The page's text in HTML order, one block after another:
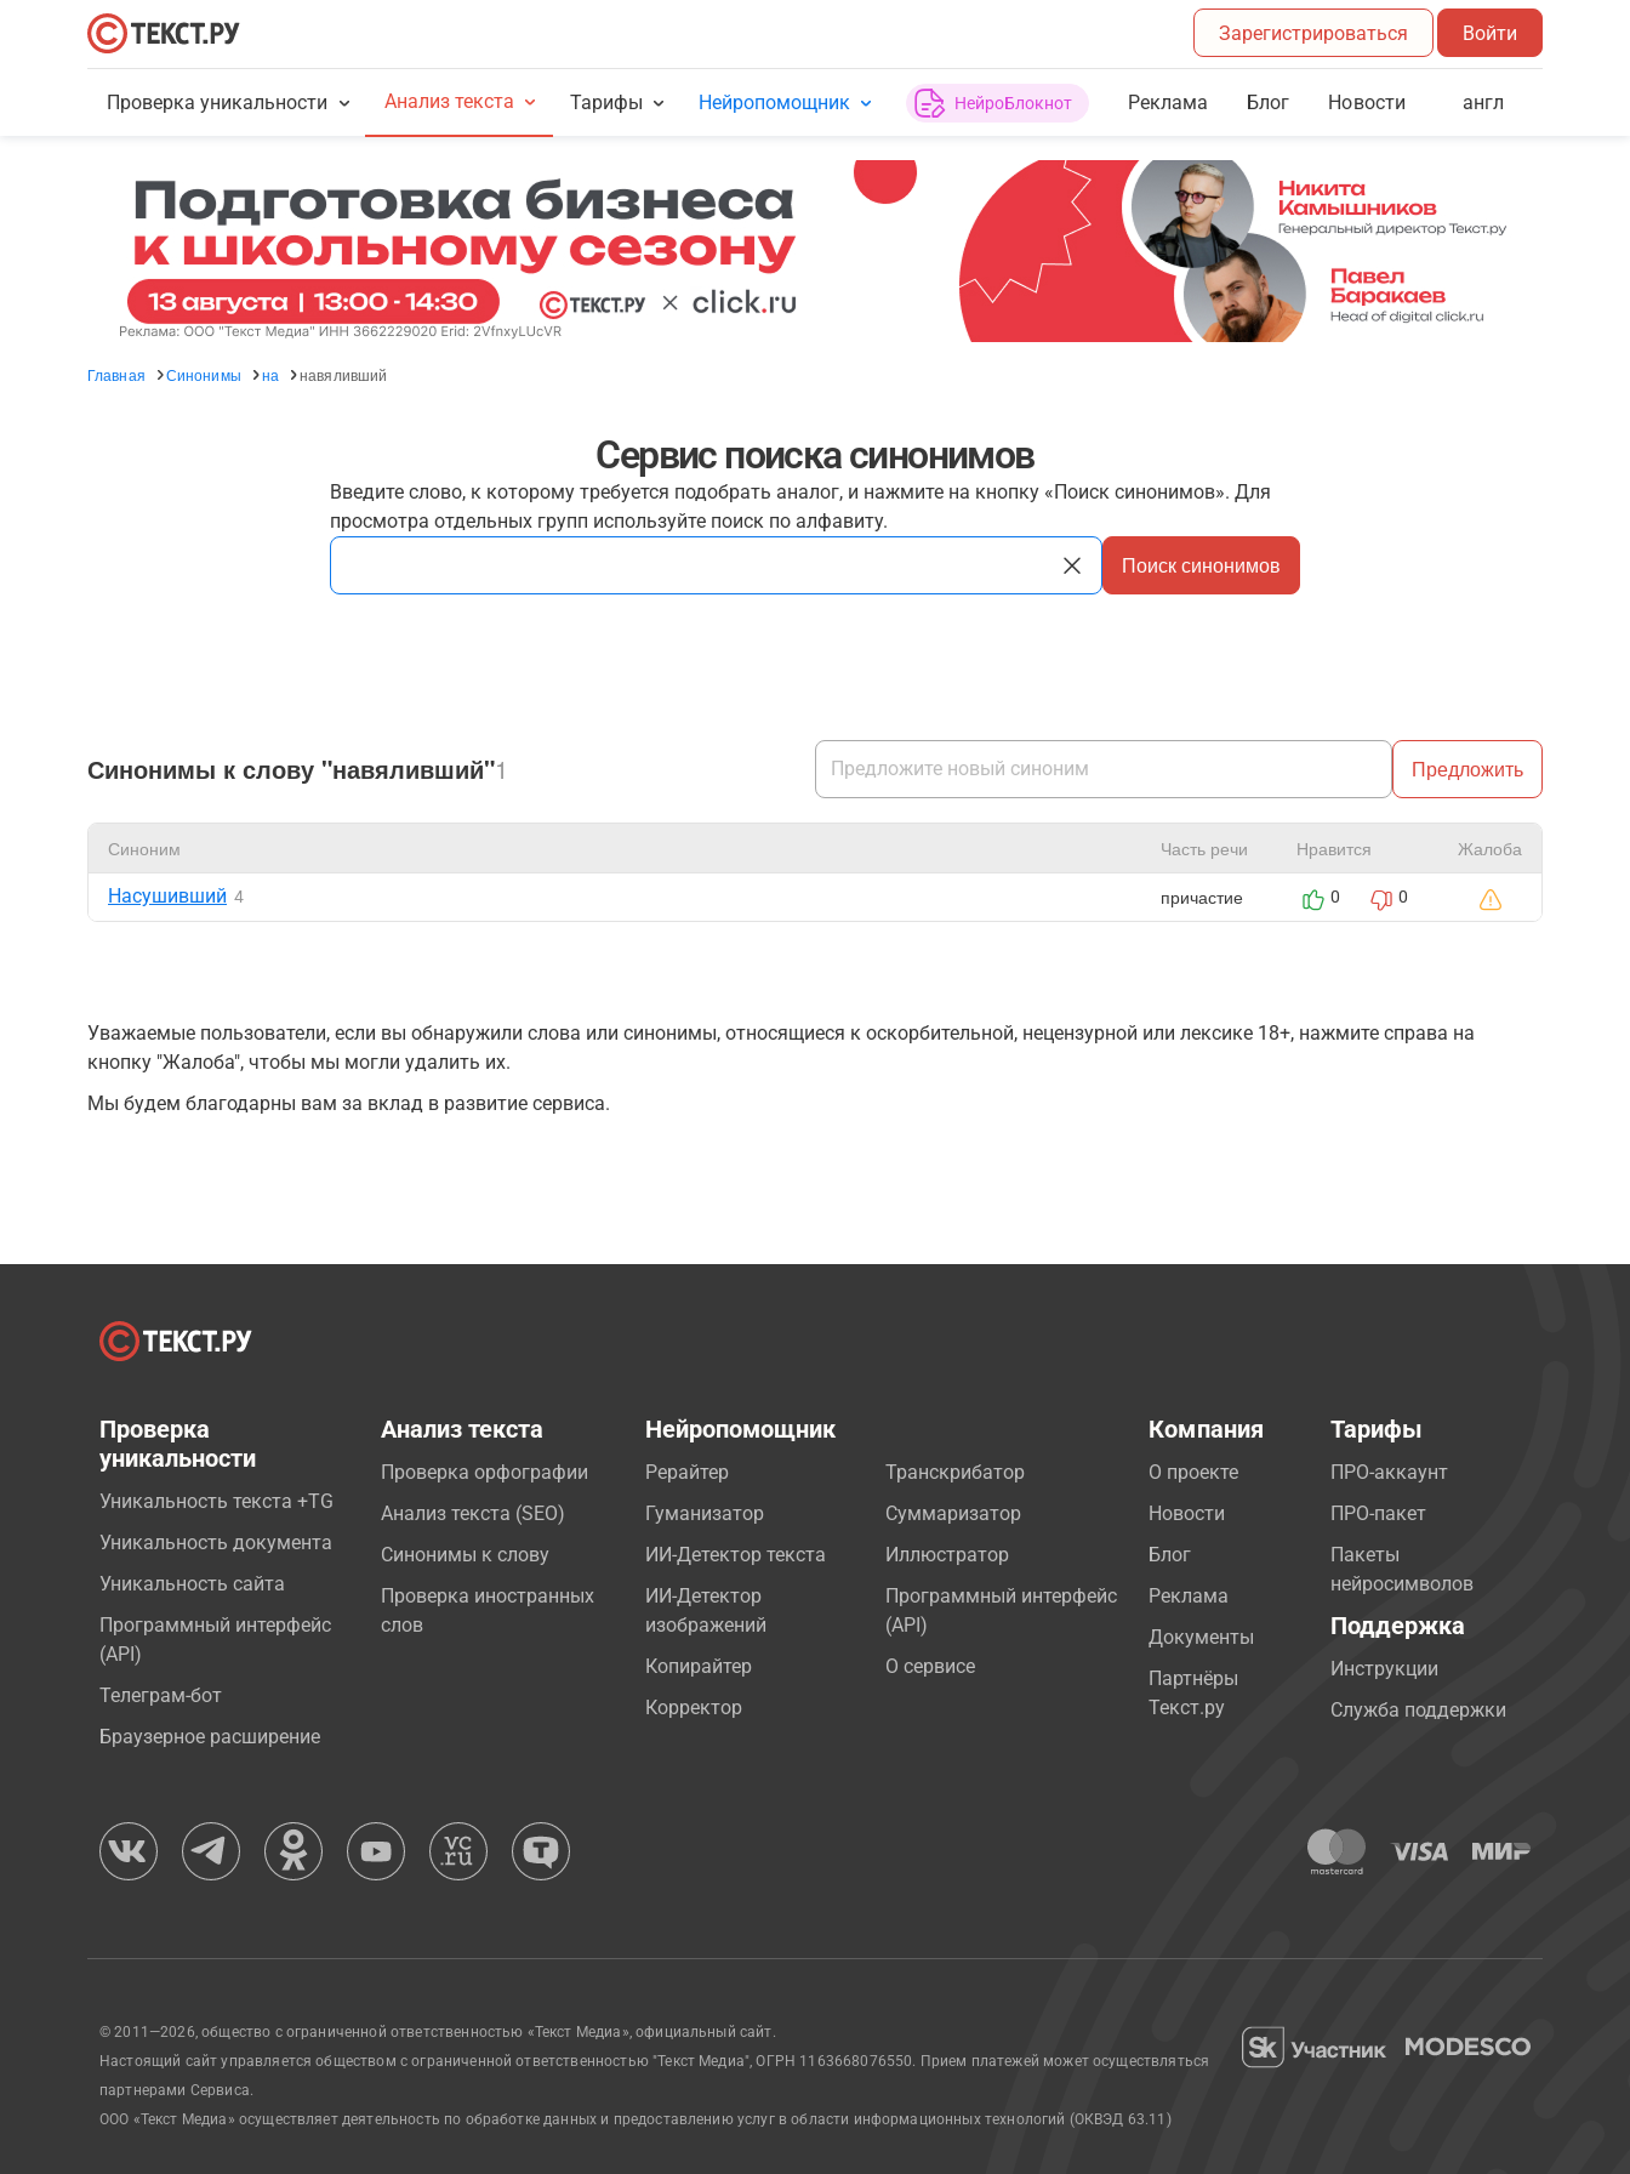
Зарегистрироваться Войти
Проверка уникальности Анализ текста Тарифы Нейропомощник НейроБлокнот Реклама Блог Новости англ
Главная Синонимы на навяливший
Сервис поиска синонимов
Введите слово, к которому требуется подобрать аналог, и нажмите на кнопку «Поиск синонимов». Для
просмотра отдельных групп используйте поиск по алфавиту.
Поиск синонимов
Синонимы к слову "навяливший"1 Предложить
Синоним Часть речи Нравится Жалоба
Насушивший 4 причастие 0 0
Уважаемые пользователи, если вы обнаружили слова или синонимы, относящиеся к оскорбительной, нецензурной или лексике 18+, нажмите справа на
кнопку "Жалоба", чтобы мы могли удалить их.
Мы будем благодарны вам за вклад в развитие сервиса.
Проверка
уникальности
Уникальность текста +TG
Уникальность документа
Уникальность сайта
Программный интерфейс
(API)
Телеграм-бот
Браузерное расширение
Анализ текста
Проверка орфографии
Анализ текста (SEO)
Синонимы к слову
Проверка иностранных
слов
Нейропомощник
Рерайтер
Гуманизатор
ИИ-Детектор текста
ИИ-Детектор
изображений
Копирайтер
Корректор
Транскрибатор
Суммаризатор
Иллюстратор
Программный интерфейс
(API)
О сервисе
Компания
О проекте
Новости
Блог
Реклама
Документы
Партнёры
Текст.ру
Тарифы
ПРО-аккаунт
ПРО-пакет
Пакеты
нейросимволов
Поддержка
Инструкции
Служба поддержки
© 2011—2026, общество с ограниченной ответственностью «Текст Медиа», официальный сайт.
Настоящий сайт управляется обществом с ограниченной ответственностью "Текст Медиа", ОГРН 1163668076550. Прием платежей может осуществляться
партнерами Сервиса.
ООО «Текст Медиа» осуществляет деятельность по обработке данных и предоставлению услуг в области информационных технологий (ОКВЭД 63.11)